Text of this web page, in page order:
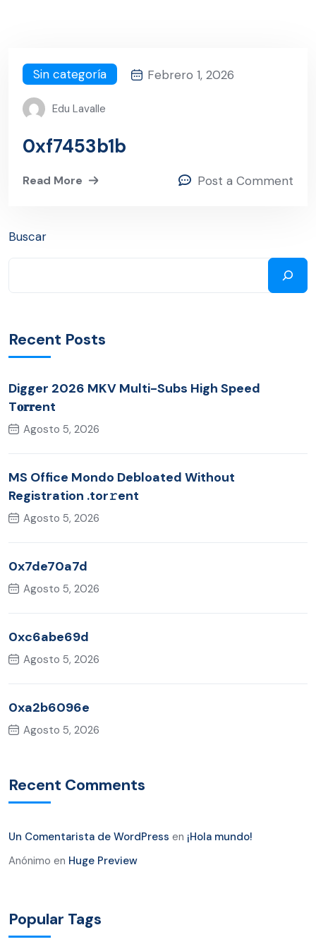
Sin categoría Febrero 1, 2026
Edu Lavalle
0xf7453b1b
Read More Post a Comment
Buscar
Recent Posts
Digger 2026 MKV Multi-Subs High Speed
T𝐨𝐫𝐫ent
Agosto 5, 2026
MS Office Mondo Debloated Without
Registration .tor𝚛ent
Agosto 5, 2026
0x7de70a7d
Agosto 5, 2026
0xc6abe69d
Agosto 5, 2026
0xa2b6096e
Agosto 5, 2026
Recent Comments
Un Comentarista de WordPress en ¡Hola mundo!
Anónimo en Huge Preview
Popular Tags